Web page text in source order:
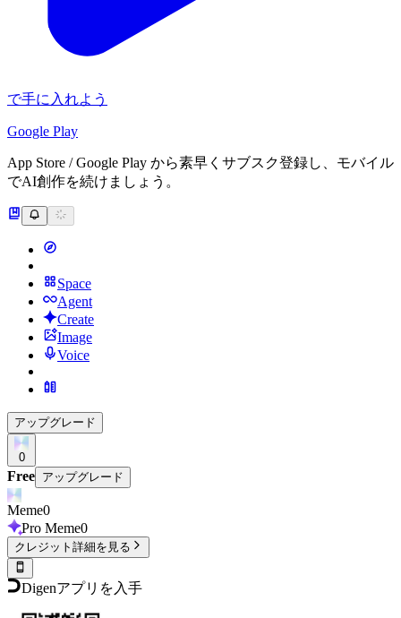
で手に入れよう
Google Play
App Store / Google Play から素早くサブスク登録し、モバイル
でAI創作を続けましょう。
Space
Agent
Create
Image
Voice
アップグレード
0
Free アップグレード
Meme0
Pro Meme0
クレジット詳細を見る
Digenアプリを入手